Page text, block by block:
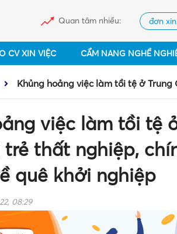
Quan tâm nhiều: đơn
CV XIN VIỆC CẨM NANG NGHỀ
Khủng hoảng việc làm tồi tệ ở
việc làm tồi tệ
thất nghiệp,
quê khởi nghiệp
08:29